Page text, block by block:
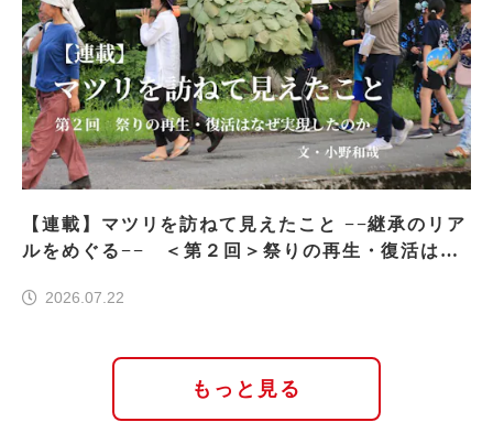
【連載】マツリを訪ねて見えたこと −−継承のリア
ルをめぐる−− ＜第２回＞祭りの再生・復活はな
2026.07.22
もっと見る